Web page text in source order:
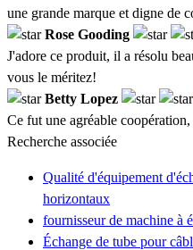
une grande marque et digne de
Rose Gooding
J'adore ce produit, il a résolu
vous le méritez!
Betty Lopez
Ce fut une agréable
Recherche associée
Qualité d'équipement
horizontaux
fournisseur de machine à
Échange de tube pour